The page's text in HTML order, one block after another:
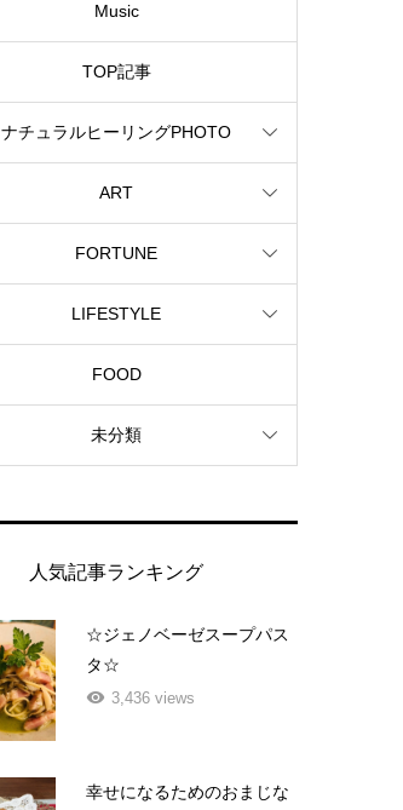
Music
TOP記事
ナチュラルヒーリングPHOTO
ART
FORTUNE
LIFESTYLE
FOOD
未分類
人気記事ランキング
☆ジェノベーゼスープパス
タ☆
3,436 views
幸せになるためのおまじな